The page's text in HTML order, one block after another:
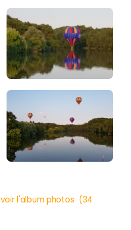
voir l'album photos (34